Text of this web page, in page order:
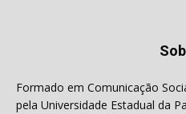
Formado em Comunicação
pela Universidade Estadual da